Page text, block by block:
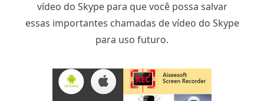
vídeo do Skype para que você possa salvar
essas importantes chamadas de vídeo do Skype
para uso futuro.